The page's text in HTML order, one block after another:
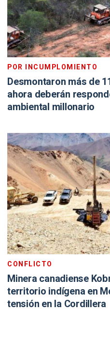
POR INCUMPLOMIENTO
Desmontaron más de
ahora deberán
ambiental millonario
CONFLICTO
Minera canadiense
territorio indígena en
tensión en la Cordillera